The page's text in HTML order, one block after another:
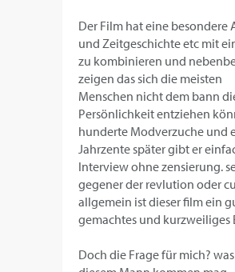
Der Film hat eine besondere
und Zeitgeschichte etc mit
zu kombinieren und
zeigen das sich die meisten
Menschen nicht dem bann
Persönlichkeit entziehen
hunderte Modverzuche und
Jahrzente später gibt er
Interview ohne zensierung.
gegener der revlution oder
allgemein ist dieser film ein
gemachtes und kurzweiliges
Doch die Frage für mich?